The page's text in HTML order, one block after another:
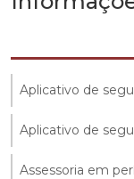
Aplicativo de
Aplicativo de
Assessoria em